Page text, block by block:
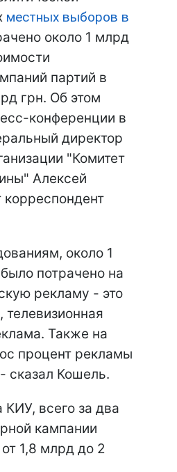
местных выборов в
около 1 млрд
партий в
грн. Об этом
конференции в
директор
"Комитет
Алексей
около 1
потрачено на
рекламу - это
Также на
процент рекламы
сказал Кошель.
КИУ, всего за два
кампании
1,8 млрд до 2